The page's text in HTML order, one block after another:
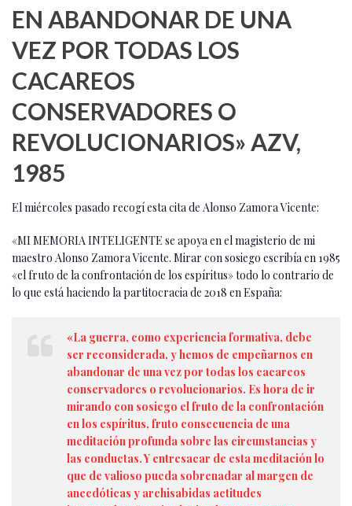
EN ABANDONAR DE UNA
VEZ POR TODAS LOS
CACAREOS
CONSERVADORES O
REVOLUCIONARIOS» AZV,
1985
El miércoles pasado recogí esta cita de Alonso Zamora Vicente:
«MI MEMORIA INTELIGENTE se apoya en el magisterio de mi
maestro Alonso Zamora Vicente. Mirar con sosiego escribía en 1985
«el fruto de la confrontación de los espíritus» todo lo contrario de
lo que está haciendo la partitocracia de 2018 en España:
«La guerra, como experiencia formativa, debe
ser reconsiderada, y hemos de empeñarnos en
abandonar de una vez por todas los cacareos
conservadores o revolucionarios. Es hora de ir
mirando con sosiego el fruto de la confrontación
en los espíritus, fruto consecuencia de una
meditación profunda sobre las circunstancias y
las conductas. Y entresacar de esta meditación lo
que de valioso pueda sobrenadar al margen de
anecdóticas y archisabidas actitudes